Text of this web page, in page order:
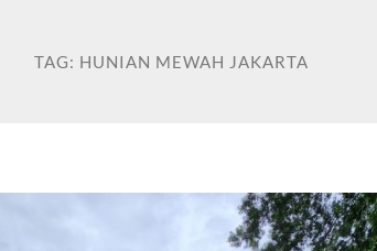
TAG: HUNIAN MEWAH JAKARTA